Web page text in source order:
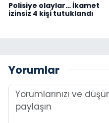
Polisiye olaylar… İkamet
izinsiz 4 kişi tutuklandı
Yorumlar